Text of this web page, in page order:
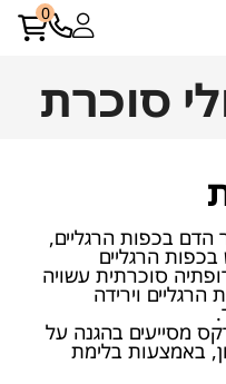
0
סוכרת
הדם בכפות הרגליים,
בכפות הרגליים
סוכרתית עשויה
וירידה
מסייעים בהגנה על
באמצעות בלימת